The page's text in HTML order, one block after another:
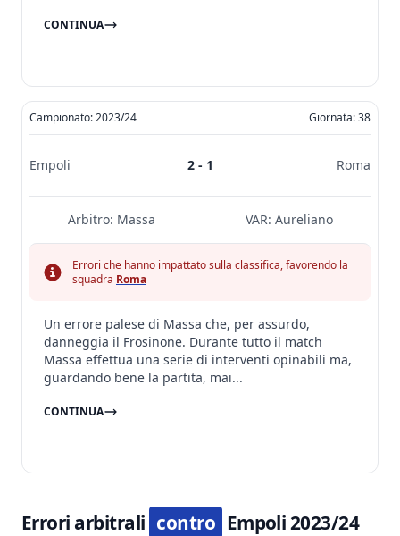
CONTINUA
Campionato: 2023/24 Giornata: 38
Empoli 2 - 1 Roma
Arbitro: Massa VAR: Aureliano
Errori che hanno impattato sulla classifica, favorendo la
squadra Roma
Un errore palese di Massa che, per assurdo,
danneggia il Frosinone. Durante tutto il match
Massa effettua una serie di interventi opinabili ma,
guardando bene la partita, mai...
CONTINUA
Errori arbitrali contro Empoli 2023/24